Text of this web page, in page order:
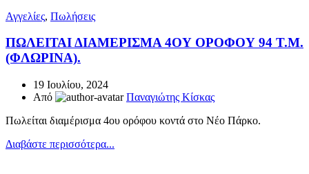
Αγγελίες, Πωλήσεις
ΠΩΛΕΙΤΑΙ ΔΙΑΜΕΡΙΣΜΑ 4ΟΥ ΟΡΟΦΟΥ 94 Τ.Μ.
(ΦΛΩΡΙΝΑ).
19 Ιουλίου, 2024
Από
Παναγιώτης Κίσκας
Πωλείται διαμέρισμα 4ου ορόφου κοντά στο Νέο Πάρκο.
Διαβάστε περισσότερα...